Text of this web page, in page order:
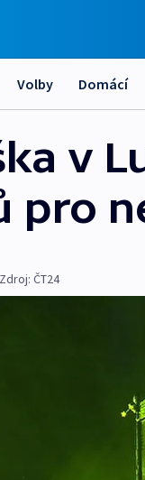
Volby Domácí
v
pro
Zdroj: ČT24